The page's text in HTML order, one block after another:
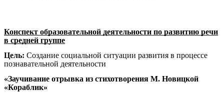
Конспект образовательной деятельности по развитию речи
в средней группе
Цель: Создание социальной ситуации развития в процессе
познавательной деятельности
«Заучивание отрывка из стихотворения М. Новицкой
«Кораблик»